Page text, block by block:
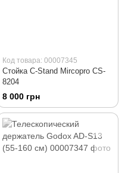
Код товара: 00007345
Стойка С-Stand Mircopro CS-
8204
8 000 грн